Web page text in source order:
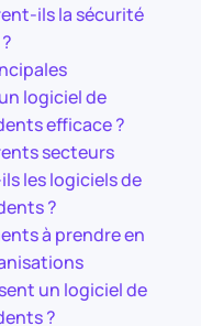
ils la sécurité
logiciel de
efficace ?
secteurs
les logiciels de
?
à prendre en
un logiciel de
?